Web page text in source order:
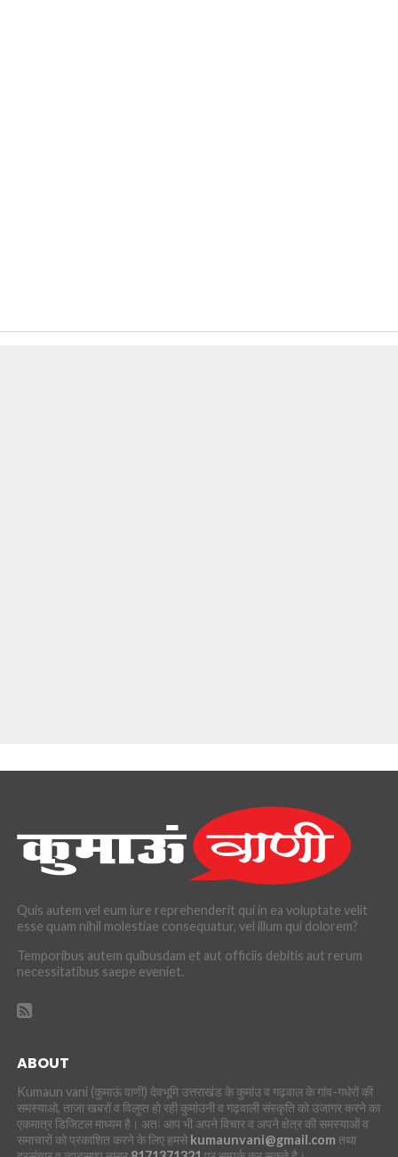
Quis autem vel eum iure reprehenderit qui in ea voluptate velit
esse quam nihil molestiae consequatur, vel illum qui dolorem?
Temporibus autem quibusdam et aut officiis debitis aut rerum
necessitatibus saepe eveniet.
ABOUT
Kumaun vani (कुमाऊं वाणी) देवभूमि उत्तराखंड के कुमांउ व गढ़वाल के गांव-गधेरों की
समस्याओ, ताजा खबरों व विलुप्त हो रही कुमांउनी व गढ़वाली संस्कृति को उजागर करने का
एकमात्र डिजिटल माध्यम है। अतः आप भी अपने विचार व अपने क्षेत्र की समस्याओं व
समाचारों को प्रकाशित करने के लिए हमसे kumaunvani@gmail.com तथा